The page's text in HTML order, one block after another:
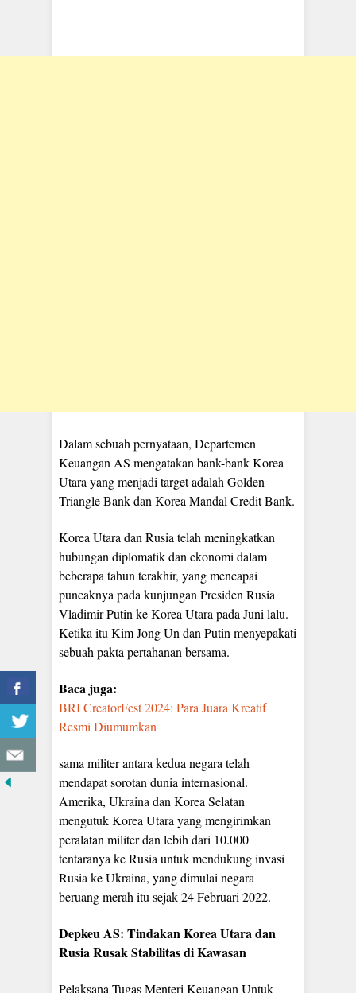
Dalam sebuah pernyataan, Departemen
Keuangan AS mengatakan bank-bank Korea
Utara yang menjadi target adalah Golden
Triangle Bank dan Korea Mandal Credit Bank.
Korea Utara dan Rusia telah meningkatkan
hubungan diplomatik dan ekonomi dalam
beberapa tahun terakhir, yang mencapai
puncaknya pada kunjungan Presiden Rusia
Vladimir Putin ke Korea Utara pada Juni lalu.
Ketika itu Kim Jong Un dan Putin menyepakati
sebuah pakta pertahanan bersama.
Baca juga:
BRI CreatorFest 2024: Para Juara Kreatif
Resmi Diumumkan
sama militer antara kedua negara telah
mendapat sorotan dunia internasional.
Amerika, Ukraina dan Korea Selatan
mengutuk Korea Utara yang mengirimkan
peralatan militer dan lebih dari 10.000
tentaranya ke Rusia untuk mendukung invasi
Rusia ke Ukraina, yang dimulai negara
beruang merah itu sejak 24 Februari 2022.
Depkeu AS: Tindakan Korea Utara dan
Rusia Rusak Stabilitas di Kawasan
Pelaksana Tugas Menteri Keuangan Untuk